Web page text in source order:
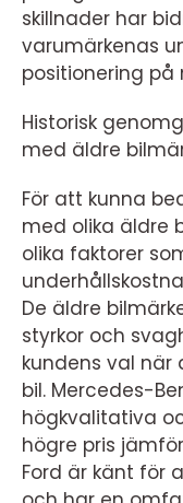
skillnader har
varumärkenas
positionering på
Historisk
med äldre
För att kunna
med olika äldre
olika faktorer
De äldre
styrkor och
kundens val
bil. Mercedes-
högkvalitativa
högre pris
Ford är känt för